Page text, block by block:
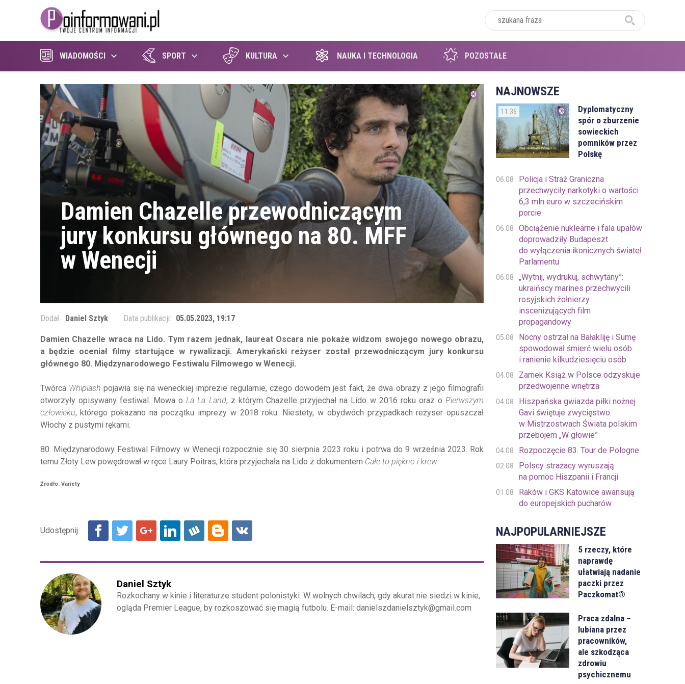
WIADOMOŚCI SPORT KULTURA NAUKA I TECHNOLOGIA POZOSTAŁE
Damien Chazelle przewodniczącym
jury konkursu głównego na 80. MFF
w Wenecji
Dodał: Daniel Sztyk Data publikacji: 05.05.2023, 19:17
Damien Chazelle wraca na Lido. Tym razem jednak, laureat Oscara nie pokaże widzom swojego nowego obrazu,
a będzie oceniał filmy startujące w rywalizacji. Amerykański reżyser został przewodniczącym jury konkursu
głównego 80. Międzynarodowego Festiwalu Filmowego w Wenecji.
Twórca Whiplashpojawia się na weneckiej imprezie regularnie, czego dowodem jest fakt, że dwa obrazy z jego filmografii
otworzyły opisywany festiwal. Mowa oLa La Land, z którym Chazelle przyjechał na Lido w 2016 roku oraz oPierwszym
człowieku, którego pokazano na początku imprezy w 2018 roku. Niestety, w obydwóch przypadkach reżyser opuszczał
Włochy z pustymi rękami.
80. Międzynarodowy Festiwal Filmowy w Wenecji rozpocznie się 30 sierpnia 2023 roku i potrwa do 9 września 2023. Rok
temu Złoty Lew powędrował w ręce Laury Poitras, która przyjechała na Lido z dokumentem Całe to piękno i krew.
Źródło: Variety
Daniel Sztyk
Rozkochany w kinie i literaturze student polonistyki. W wolnych chwilach, gdy akurat nie siedzi w kinie,
ogląda Premier League, by rozkoszować się magią futbolu. E-mail: danielszdanielsztyk@gmail.com
NAJNOWSZE
11:36
Dyplomatyczny
spór o zburzenie
sowieckich
pomników przez
Polskę
06.08
Policja i Straż Graniczna
przechwyciły narkotyki o wartości
6,3 mln euro w szczecińskim
porcie
06.08
Obciążenie nuklearne i fala upałów
doprowadziły Budapeszt
do wyłączenia ikonicznych świateł
Parlamentu
06.08
„Wytnij, wydrukuj, schwytany”:
ukraińscy marines przechwycili
rosyjskich żołnierzy
inscenizujących film
propagandowy
05.08
Nocny ostrzał na Bałakliję i Sumę
spowodował śmierć wielu osób
i ranienie kilkudziesięciu osób
04.08
Zamek Książ w Polsce odzyskuje
przedwojenne wnętrza
04.08
Hiszpańska gwiazda piłki nożnej
Gavi świętuje zwycięstwo
w Mistrzostwach Świata polskim
przebojem „W głowie”
04.08 Rozpoczęcie 83. Tour de Pologne
02.08
Polscy strażacy wyruszają
na pomoc Hiszpanii i Francji
01.08
Raków i GKS Katowice awansują
do europejskich pucharów
NAJPOPULARNIEJSZE
5 rzeczy, które
naprawdę
ułatwiają nadanie
paczki przez
Paczkomat®
Praca zdalna –
lubiana przez
pracowników,
ale szkodząca
zdrowiu
psychicznemu